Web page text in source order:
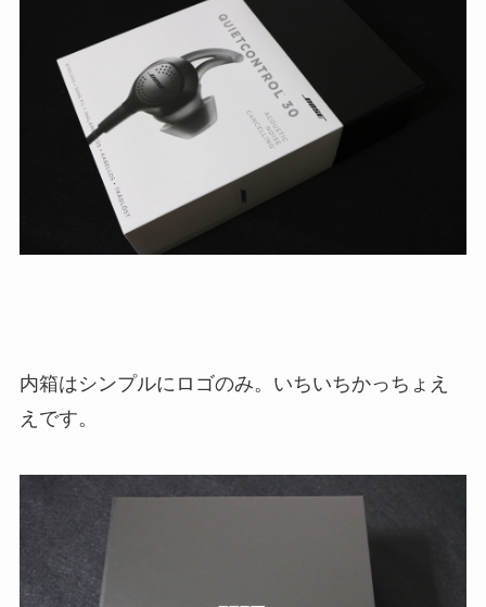
内箱はシンプルにロゴのみ。いちいちかっちょえ
えです。